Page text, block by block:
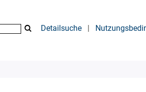
Detailsuche |